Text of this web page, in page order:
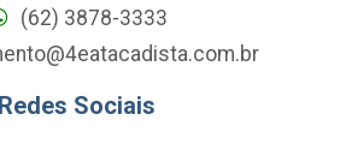
(62) 3878-3333
Redes Sociais